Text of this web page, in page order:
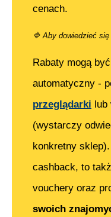
cenach.
🔷 Aby dowiedzieć się
Rabaty mogą
automatyczny -
przeglądarki lub
(wystarczy
konkretny
cashback, to
vouchery oraz
swoich